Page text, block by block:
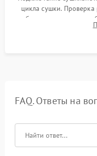
цикла сушки. Проверка
набора температуры,
конденсата) и
FAQ. Ответы на